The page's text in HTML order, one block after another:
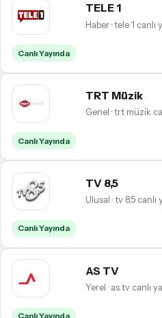
TELE 1
Haber · tele 1 canlı
Canlı Yayında
TRT Müzik
Genel · trt müzik
Canlı Yayında
TV 8,5
Ulusal · tv 8,5
Canlı Yayında
AS TV
Yerel · as tv canlı